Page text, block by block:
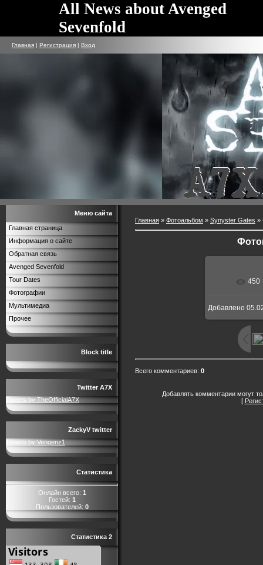
All News about Avenged
Sevenfold
Главная | Регистрация | Вход
Меню сайта
Главная страница
Информация о сайте
Обратная связь
Avenged Sevenfold
Tour Dates
Фотографии
Мультимедиа
Прочее
Block title
Twitter A7X
Tweets by TheOfficialA7X
ZackyV twitter
Tweets by Vengenz1
Статистика
Онлайн всего: 1
Гостей: 1
Пользователей: 0
Статистика 2
Главная » Фотоальбом » Synyster Gates »
В 450
Добавлено
Всего комментариев: 0
Добавлять комментарии могут
[